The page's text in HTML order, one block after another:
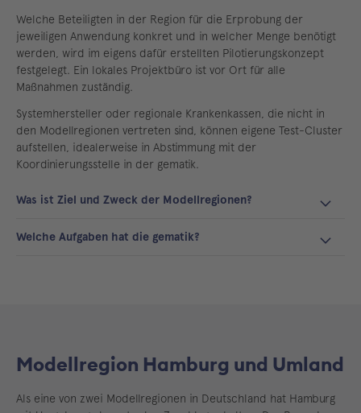
Welche Beteiligten in der Region für die Erprobung der
jeweiligen Anwendung konkret und in welcher Menge benötigt
werden, wird im eigens dafür erstellten Pilotierungskonzept
festgelegt. Ein lokales Projektbüro ist vor Ort für alle
Maßnahmen zuständig.
Systemhersteller oder regionale Krankenkassen, die nicht in
den Modellregionen vertreten sind, können eigene Test-Cluster
aufstellen, idealerweise in Abstimmung mit der
Koordinierungsstelle in der gematik.
Was ist Ziel und Zweck der Modellregionen?
Welche Aufgaben hat die gematik?
Modellregion Hamburg und Umland
Als eine von zwei Modellregionen in Deutschland hat Hamburg